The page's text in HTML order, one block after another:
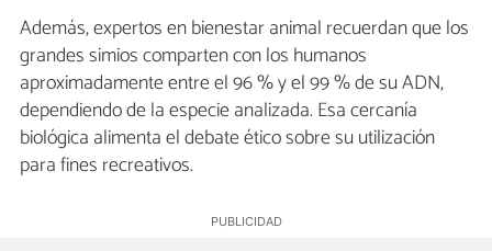
Además, expertos en bienestar animal recuerdan que los
grandes simios comparten con los humanos
aproximadamente entre el 96 % y el 99 % de su ADN,
dependiendo de la especie analizada. Esa cercanía
biológica alimenta el debate ético sobre su utilización
para fines recreativos.